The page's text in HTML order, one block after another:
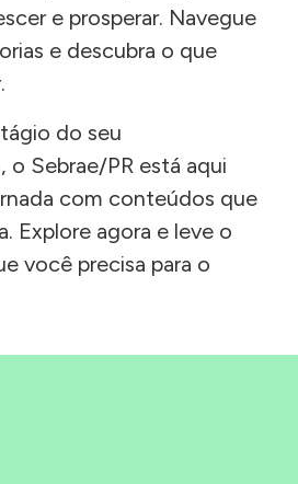
e prosperar. Navegue
e descubra o que
do seu
o Sebrae/PR está aqui
com conteúdos que
Explore agora e leve o
você precisa para o